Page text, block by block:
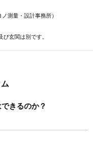
測量・設計事務所）
玄関は別です。
きるのか？